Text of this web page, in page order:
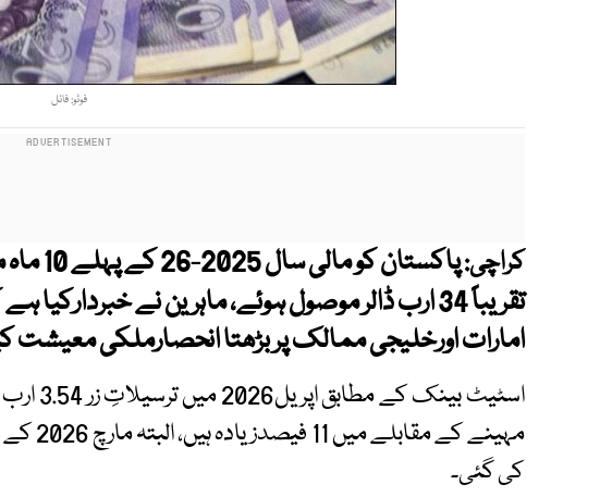
فوٹو: فائل
کراچی:
تقریباً 34 ارب ڈالر موصول ہوئے، ماہرین نے
امارات اورخلیجی ممالک پر بڑھتا انحصارملکی معیشت
اسٹیٹ
کی گئی۔